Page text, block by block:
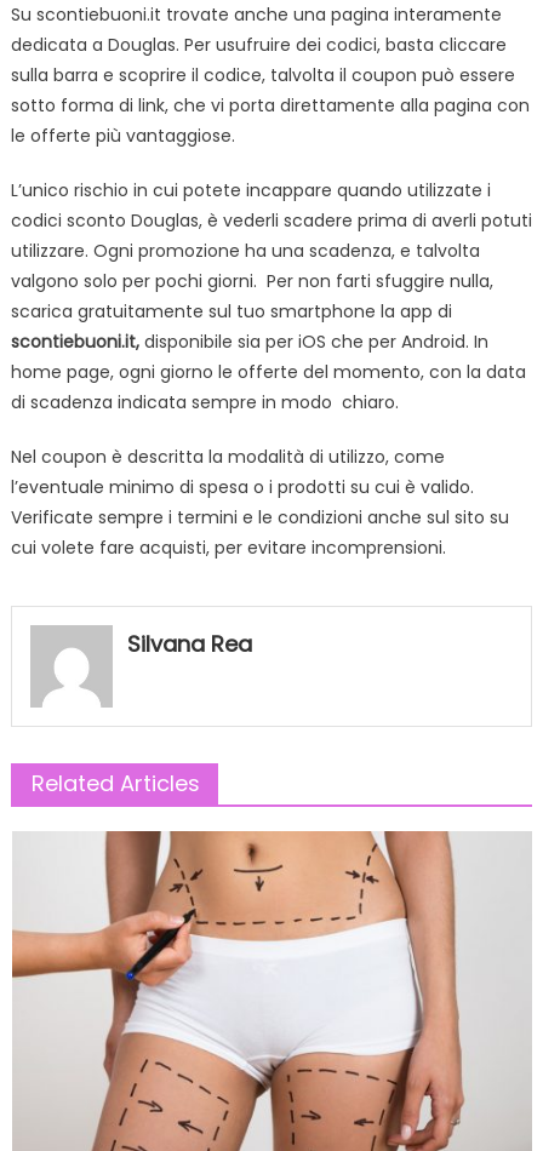
Su scontiebuoni.it trovate anche una pagina interamente
dedicata a Douglas. Per usufruire dei codici, basta cliccare
sulla barra e scoprire il codice, talvolta il coupon può essere
sotto forma di link, che vi porta direttamente alla pagina con
le offerte più vantaggiose.
L’unico rischio in cui potete incappare quando utilizzate i
codici sconto Douglas, è vederli scadere prima di averli potuti
utilizzare. Ogni promozione ha una scadenza, e talvolta
valgono solo per pochi giorni. Per non farti sfuggire nulla,
scarica gratuitamente sul tuo smartphone la app di
scontiebuoni.it, disponibile sia per iOS che per Android. In
home page, ogni giorno le offerte del momento, con la data
di scadenza indicata sempre in modo chiaro.
Nel coupon è descritta la modalità di utilizzo, come
l’eventuale minimo di spesa o i prodotti su cui è valido.
Verificate sempre i termini e le condizioni anche sul sito su
cui volete fare acquisti, per evitare incomprensioni.
Silvana Rea
Related Articles